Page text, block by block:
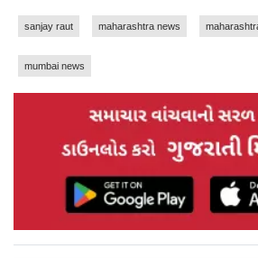
sanjay raut maharashtra news
mumbai news